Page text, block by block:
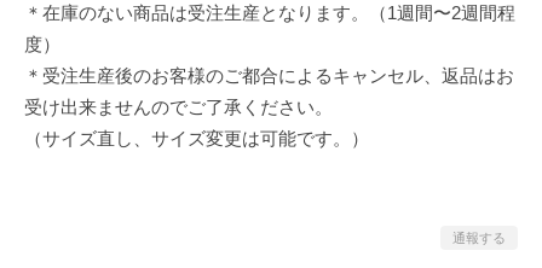
＊在庫のない商品は受注生産となります。（1週間〜2週間程
度）
＊受注生産後のお客様のご都合によるキャンセル、返品はお
受け出来ませんのでご了承ください。
（サイズ直し、サイズ変更は可能です。）
通報する